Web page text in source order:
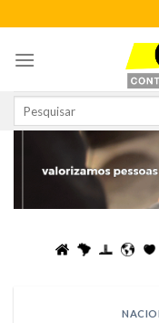
to
content